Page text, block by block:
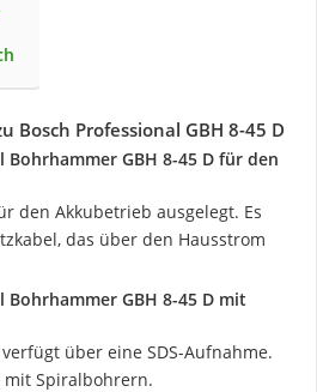
Bosch Professional GBH 8-45 D
GBH 8-45 D für den
den Akkubetrieb ausgelegt. Es
das über den Hausstrom
GBH 8-45 D mit
über eine SDS-Aufnahme.
Spiralbohrern.